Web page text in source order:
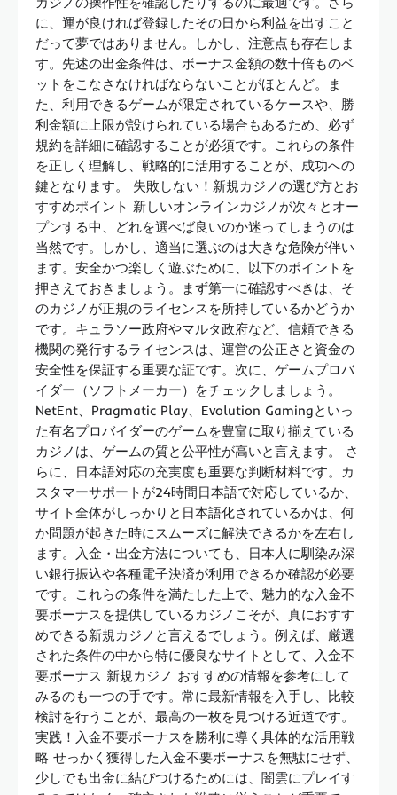
に、運が良ければ登録したその日から利益を出すこと
だって夢ではありません。しかし、注意点も存在しま
す。先述の出金条件は、ボーナス金額の数十倍ものベ
ットをこなさなければならないことがほとんど。ま
た、利用できるゲームが限定されているケースや、勝
利金額に上限が設けられている場合もあるため、必ず
規約を詳細に確認することが必須です。これらの条件
を正しく理解し、戦略的に活用することが、成功への
鍵となります。 失敗しない！新規カジノの選び方とお
すすめポイント 新しいオンラインカジノが次々とオー
プンする中、どれを選べば良いのか迷ってしまうのは
当然です。しかし、適当に選ぶのは大きな危険が伴い
ます。安全かつ楽しく遊ぶために、以下のポイントを
押さえておきましょう。まず第一に確認すべきは、そ
のカジノが正規のライセンスを所持しているかどうか
です。キュラソー政府やマルタ政府など、信頼できる
機関の発行するライセンスは、運営の公正さと資金の
安全性を保証する重要な証です。次に、ゲームプロバ
イダー（ソフトメーカー）をチェックしましょう。
NetEnt、Pragmatic Play、Evolution Gamingといっ
た有名プロバイダーのゲームを豊富に取り揃えている
カジノは、ゲームの質と公平性が高いと言えます。 さ
らに、日本語対応の充実度も重要な判断材料です。カ
スタマーサポートが24時間日本語で対応しているか、
サイト全体がしっかりと日本語化されているかは、何
か問題が起きた時にスムーズに解決できるかを左右し
ます。入金・出金方法についても、日本人に馴染み深
い銀行振込や各種電子決済が利用できるか確認が必要
です。これらの条件を満たした上で、魅力的な入金不
要ボーナスを提供しているカジノこそが、真におすす
めできる新規カジノと言えるでしょう。例えば、厳選
された条件の中から特に優良なサイトとして、入金不
要ボーナス 新規カジノ おすすめの情報を参考にして
みるのも一つの手です。常に最新情報を入手し、比較
検討を行うことが、最高の一枚を見つける近道です。
実践！入金不要ボーナスを勝利に導く具体的な活用戦
略 せっかく獲得した入金不要ボーナスを無駄にせず、
少しでも出金に結びつけるためには、闇雲にプレイす